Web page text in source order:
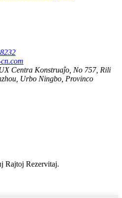
Centra Konstruaĵo, No 757, Rili
Urbo Ningbo, Provinco
Rajtoj Rezervitaj.